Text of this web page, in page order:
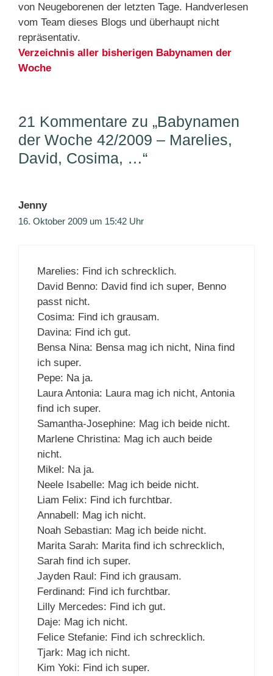
von Neugeborenen der letzten Tage. Handverlesen
vom Team dieses Blogs und überhaupt nicht
repräsentativ.
Verzeichnis aller bisherigen Babynamen der
Woche
21 Kommentare zu „Babynamen
der Woche 42/2009 – Marelies,
David, Cosima, …“
Jenny
16. Oktober 2009 um 15:42 Uhr
Marelies: Find ich schrecklich.
David Benno: David find ich super, Benno
passt nicht.
Cosima: Find ich grausam.
Davina: Find ich gut.
Bensa Nina: Bensa mag ich nicht, Nina find
ich super.
Pepe: Na ja.
Laura Antonia: Laura mag ich nicht, Antonia
find ich super.
Samantha-Josephine: Mag ich beide nicht.
Marlene Christina: Mag ich auch beide
nicht.
Mikel: Na ja.
Neele Isabelle: Mag ich beide nicht.
Liam Felix: Find ich furchtbar.
Annabell: Mag ich nicht.
Noah Sebastian: Mag ich beide nicht.
Marita Sarah: Marita find ich schrecklich,
Sarah find ich super.
Jayden Raul: Find ich grausam.
Ferdinand: Find ich furchtbar.
Lilly Mercedes: Find ich gut.
Daje: Mag ich nicht.
Felice Stefanie: Find ich schrecklich.
Tjark: Mag ich nicht.
Kim Yoki: Find ich super.